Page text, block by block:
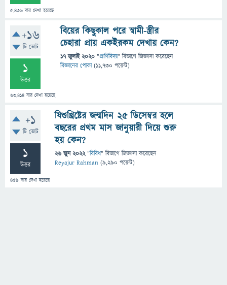
5,436 বার দেখা হয়েছে
+16
টি ভোট
1
উত্তর
63,414 বার দেখা হয়েছে
বিয়ের কিছুকাল পরে স্বামী-স্ত্রীর
চেহারা প্রায় একইরকম দেখায় কেন?
17 জুলাই 2020 "প্রাণিবিদ্যা" বিভাগে জিজ্ঞাসাকরেছেন
বিজ্ঞানের পোকা (11,730 পয়েন্ট)
+1
টি ভোট
1
উত্তর
459 বার দেখা হয়েছে
যিশুখ্রিষ্টের জন্মদিন ২৫ ডিসেম্বর হলে
বছরের প্রথম মাস জানুয়ারী দিয়ে শুরু
হয় কেন?
26 জুন 2022 "বিবিধ" বিভাগে জিজ্ঞাসাকরেছেন
Reyajur Rahman (9,290 পয়েন্ট)